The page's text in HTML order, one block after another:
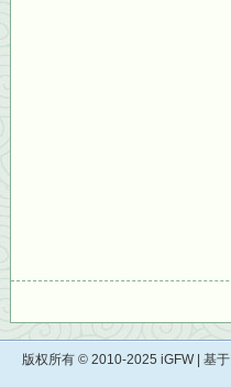
版权所有 © 2010-2025 iGFW | 基于